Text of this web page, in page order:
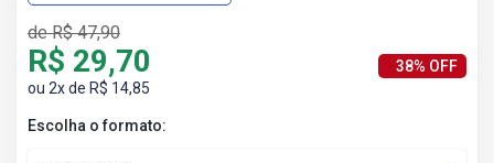
de R$ 47,90
R$ 29,70
ou 2x de R$ 14,85
38% OFF
Escolha o formato: